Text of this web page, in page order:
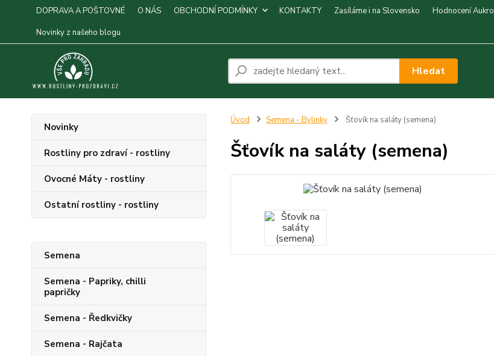
DOPRAVA A POŠTOVNÉ O NÁS OBCHODNÍ PODMÍNKY KONTAKTY Zasíláme i na Slovensko
Hodnocení Aukro
Novinky z našeho blogu
Hledat
Novinky
Rostliny pro zdraví - rostliny
Ovocné Máty - rostliny
Ostatní rostliny - rostliny
Semena
Semena - Papriky, chilli
papričky
Semena - Ředkvičky
Semena - Rajčata
Úvod Semena - Bylinky Šťovík na saláty (semena)
Šťovík na saláty (semena)